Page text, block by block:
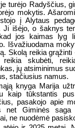
turėjo Radyščius,
mokytis.
į Alytaus
Ji išėjo, o šaknys
jos kaimas lyg
Išvažiuodama
Skolą reikia
reikia skubėti,
jų atsiminimus
stačiusius namus.
knyga Marija
kaip tūkstantis
pasakojo apie
net Giminės saga
ne nuodėmė